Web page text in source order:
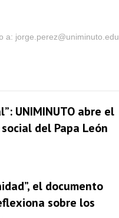
a: jorge.perez@uniminuto.edu
UNIMINUTO abre el
del Papa León
el documento
sobre los